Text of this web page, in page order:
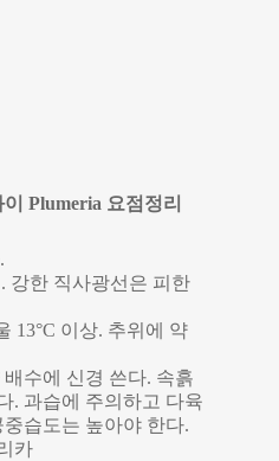
Plumeria 요점정리
강한 직사광선은 피한
13°C 이상. 추위에 약
배수에 신경 쓴다. 속흙
. 과습에 주의하고 다육
습도는 높아야 한다.
카